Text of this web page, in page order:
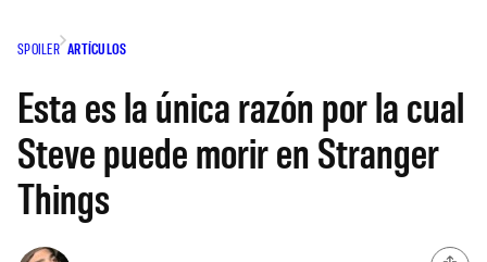
SPOILER ARTÍCULOS
Esta es la única razón por la cual
Steve puede morir en Stranger
Things